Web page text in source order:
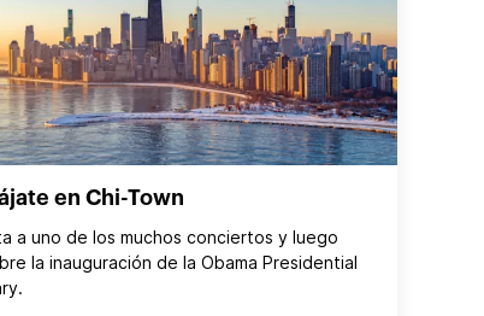
en Chi-Town
a uno de los muchos conciertos y luego
la inauguración de la Obama Presidential